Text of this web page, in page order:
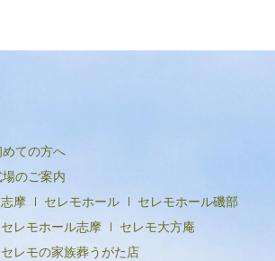
ての方へ
のご案内
志摩
セレモホール
セレモホール磯部
セレモホール志摩
セレモ大方庵
セレモの家族葬うがた店